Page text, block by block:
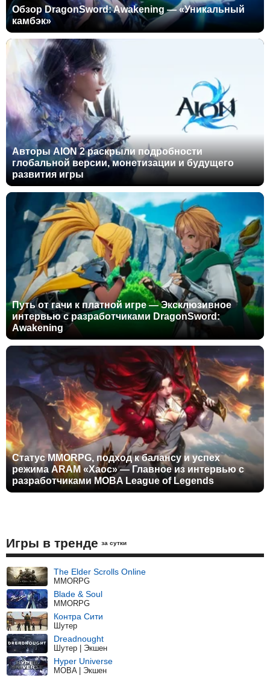
Обзор DragonSword: Awakening — «Уникальный
камбэк»
Авторы AION 2 раскрыли подробности
глобальной версии, монетизации и будущего
развития игры
Путь от гачи к платной игре — Эксклюзивное
интервью с разработчиками DragonSword:
Awakening
Статус MMORPG, подход к балансу и успех
режима ARAM «Хаос» — Главное из интервью с
разработчиками MOBA League of Legends
Игры в тренде за сутки
The Elder Scrolls Online
MMORPG
Blade & Soul
MMORPG
Контра Сити
Шутер
Dreadnought
Шутер | Экшен
Hyper Universe
MOBA | Экшен